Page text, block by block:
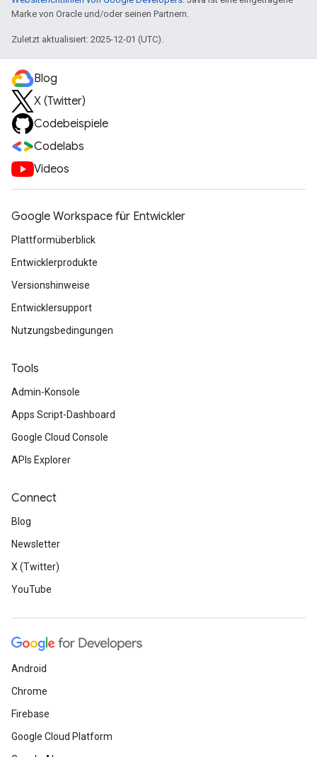
Marke von Oracle und/oder seinen Partnern.
Zuletzt aktualisiert: 2025-12-01 (UTC).
Blog
X (Twitter)
Codebeispiele
Codelabs
Videos
Google Workspace für Entwickler
Plattformüberblick
Entwicklerprodukte
Versionshinweise
Entwicklersupport
Nutzungsbedingungen
Tools
Admin-Konsole
Apps Script-Dashboard
Google Cloud Console
APIs Explorer
Connect
Blog
Newsletter
X (Twitter)
YouTube
Android
Chrome
Firebase
Google Cloud Platform